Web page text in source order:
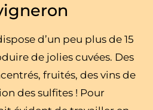
d’un peu plus de 15
de jolies cuvées. Des
fruités, des vins de
des sulfites ! Pour